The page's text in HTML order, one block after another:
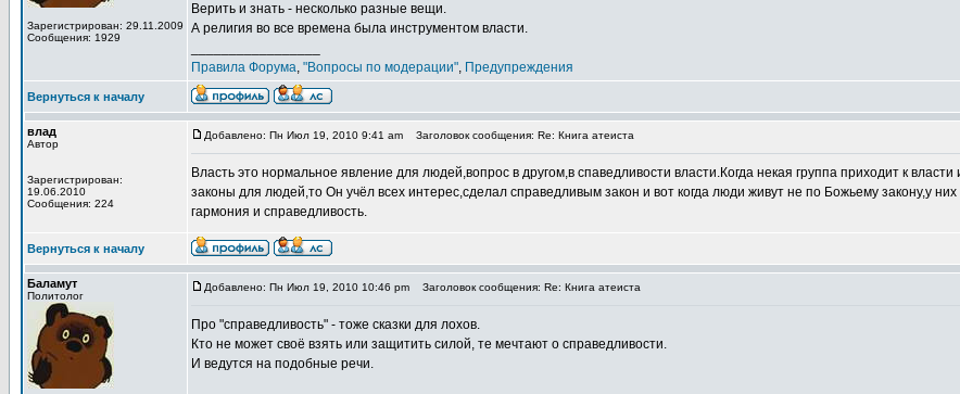
Зарегистрирован: 29.11.2009
Сообщения: 1929
Верить и знать - несколько разные вещи.
А религия во все времена была инструментом власти.
Правила Форума, "Вопросы по модерации", Предупреждения
Вернуться к началу
влад
Автор
Зарегистрирован:
19.06.2010
Сообщения: 224
Добавлено: Пн Июл 19, 2010 9:41 am Заголовок сообщения: Re: Книга атеиста
Власть это нормальное явление для людей,вопрос в другом,в спаведливости власти.Когда некая группа приходит к
законы для людей,то Он учёл всех интерес,сделал справедливым закон и вот когда люди живут не по Божьему закону,у
гармония и справедливость.
Вернуться к началу
Баламут
Политолог
Добавлено: Пн Июл 19, 2010 10:46 pm Заголовок сообщения: Re: Книга атеиста
Про "справедливость" - тоже сказки для лохов.
Кто не может своё взять или защитить силой, те мечтают о справедливости.
И ведутся на подобные речи.